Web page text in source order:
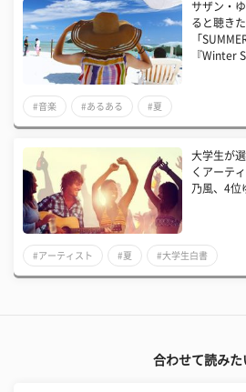
サザン・
ると聴き
「
『Winter
#音楽 #あるある #夏
大学生が
くアーテ
乃風、4位
#アーティスト #夏 #大学生白書
合わせて読みた